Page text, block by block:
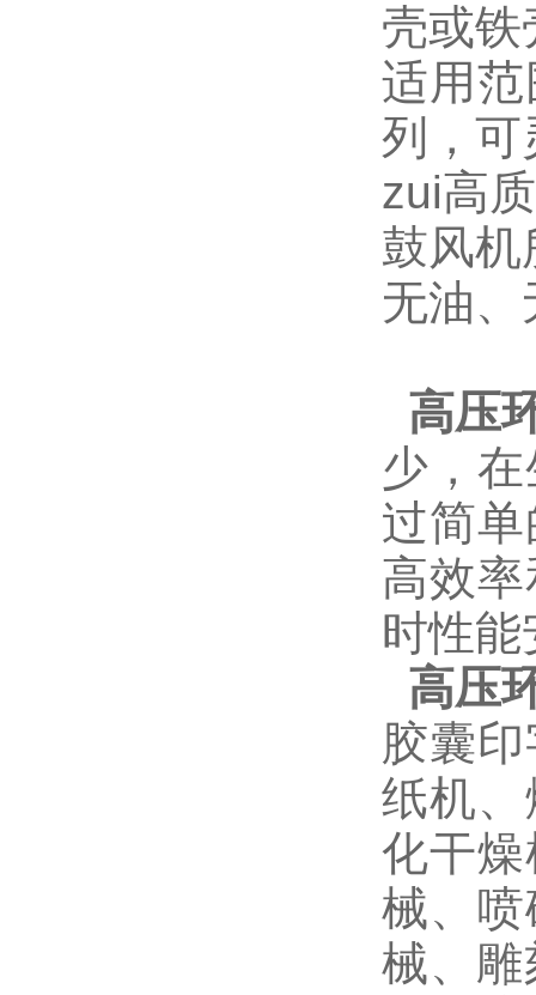
壳或铁
适用
列，可
zui高
鼓风机
无油
高压
少，
过简
高效
时性
高压
胶囊
纸机
化干
械、
械、